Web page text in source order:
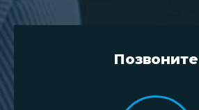
Позвоните